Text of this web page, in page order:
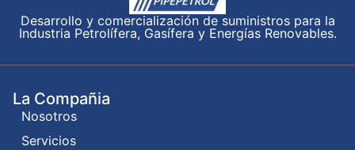
Desarrollo y comercialización de suministros para la
Industria Petrolífera, Gasífera y Energías Renovables.
La Compañia
Nosotros
Servicios